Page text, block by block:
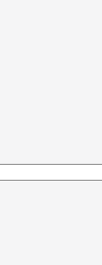
товара